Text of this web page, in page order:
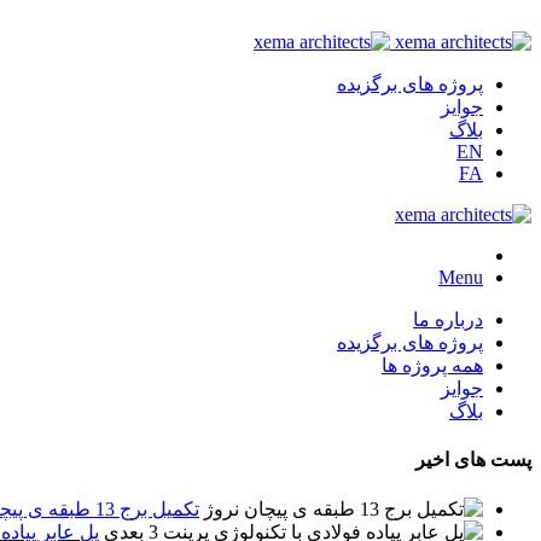
پروژه های برگزیده
جوایز
بلاگ
EN
FA
Menu
درباره ما
پروژه های برگزیده
همه پروژه ها
جوایز
بلاگ
پست های اخیر
تکمیل برج 13 طبقه ی پیچان نروژ
پل عابر پیاده